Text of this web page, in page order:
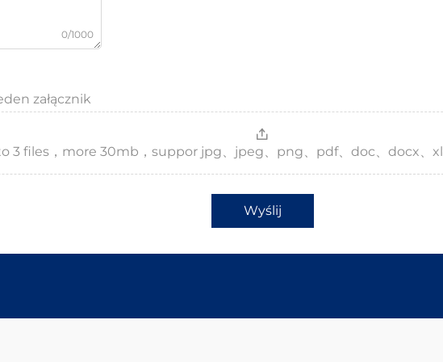
0/1000
załącznik
3 files，more 30mb，suppor jpg、jpeg、png、pdf、doc、docx、
Wyślij